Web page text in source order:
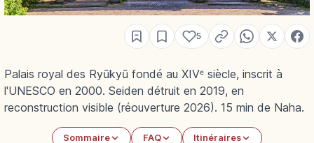
5
Palais royal des Ryūkyū fondé au XIVᵉ siècle, inscrit à
l'UNESCO en 2000. Seiden détruit en 2019, en
reconstruction visible (réouverture 2026). 15 min de Naha.
Sommaire FAQ Itinéraires